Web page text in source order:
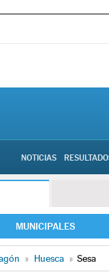
NOTICIAS
MUNICIPALES
» Huesca » Sesa